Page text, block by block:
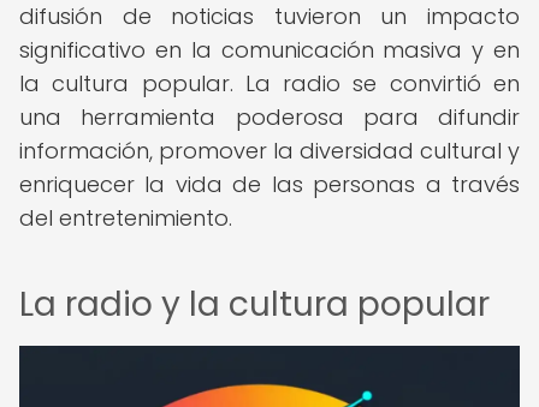
difusión de noticias tuvieron un impacto
significativo en la comunicación masiva y en
la cultura popular. La radio se convirtió en
una herramienta poderosa para difundir
información, promover la diversidad cultural y
enriquecer la vida de las personas a través
del entretenimiento.
La radio y la cultura popular